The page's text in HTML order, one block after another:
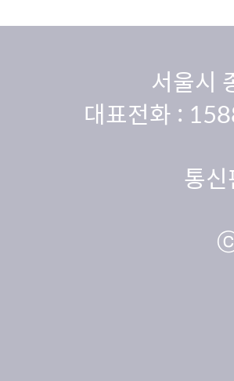
서울시
대표전화 :
통